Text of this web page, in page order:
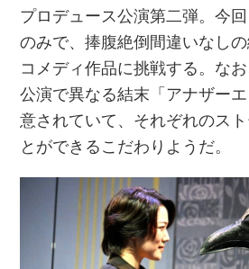
プロデュース公演第二弾。今
のみで、捧腹絶倒間違いなし
コメディ作品に挑戦する。な
公演で異なる結末「アナザー
意されていて、それぞれのス
とができるこだわりようだ。